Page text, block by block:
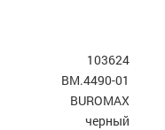
103624
BM.4490-01
BUROMAX
черный